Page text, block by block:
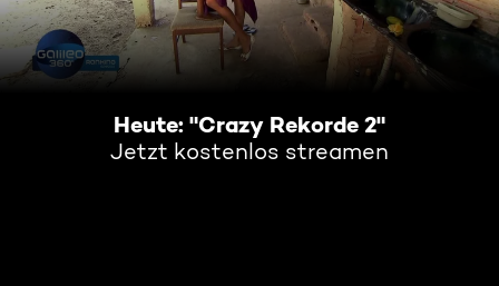
Heute: "Crazy Rekorde 2"
Jetzt kostenlos streamen